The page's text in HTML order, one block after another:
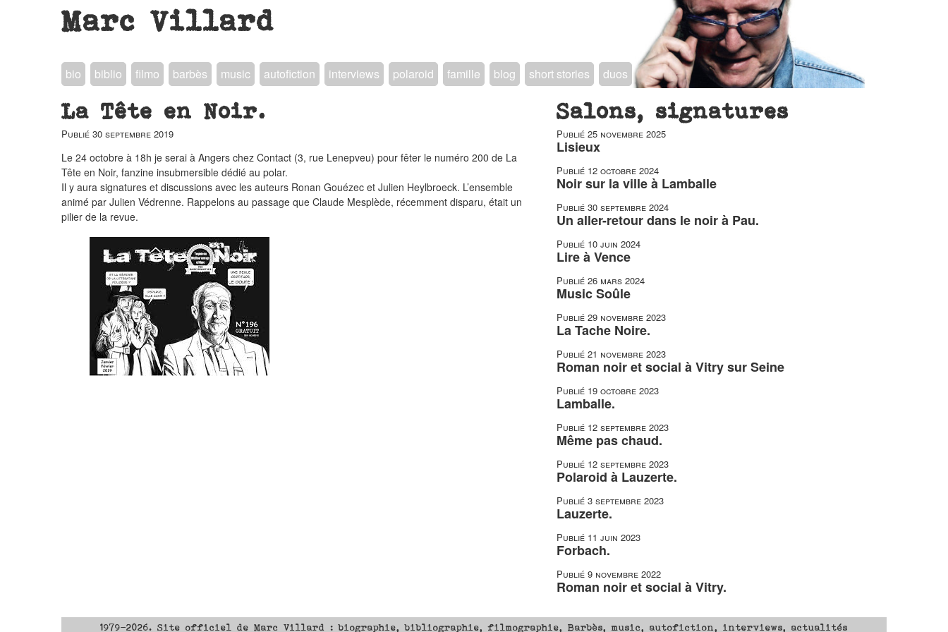
Marc Villard
bio biblio filmo barbès music autofiction interviews polaroid famille blog short stories duos
La Tête en Noir.
Publié 30 septembre 2019
Le 24 octobre à 18h je serai à Angers chez Contact (3, rue Lenepveu) pour fêter le numéro 200 de La
Tête en Noir, fanzine insubmersible dédié au polar.
Il y aura signatures et discussions avec les auteurs Ronan Gouézec et Julien Heylbroeck. L’ensemble
animé par Julien Védrenne. Rappelons au passage que Claude Mesplède, récemment disparu, était un
pilier de la revue.
Salons, signatures
Publié 25 novembre 2025
Lisieux
Publié 12 octobre 2024
Noir sur la ville à Lamballe
Publié 30 septembre 2024
Un aller-retour dans le noir à Pau.
Publié 10 juin 2024
Lire à Vence
Publié 26 mars 2024
Music Soûle
Publié 29 novembre 2023
La Tache Noire.
Publié 21 novembre 2023
Roman noir et social à Vitry sur Seine
Publié 19 octobre 2023
Lamballe.
Publié 12 septembre 2023
Même pas chaud.
Publié 12 septembre 2023
Polaroid à Lauzerte.
Publié 3 septembre 2023
Lauzerte.
Publié 11 juin 2023
Forbach.
Publié 9 novembre 2022
Roman noir et social à Vitry.
1979-2026. Site officiel de Marc Villard : biographie, bibliographie, filmographie, Barbès, music, autofiction, interviews, actualités